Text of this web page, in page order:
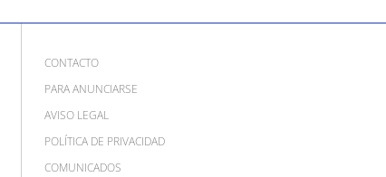
CONTACTO
PARA ANUNCIARSE
AVISO LEGAL
POLÍTICA DE PRIVACIDAD
COMUNICADOS